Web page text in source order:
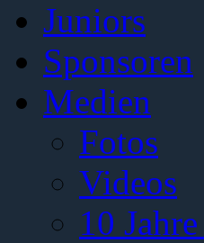
Juniors
Sponsoren
Medien
Fotos
Videos
10